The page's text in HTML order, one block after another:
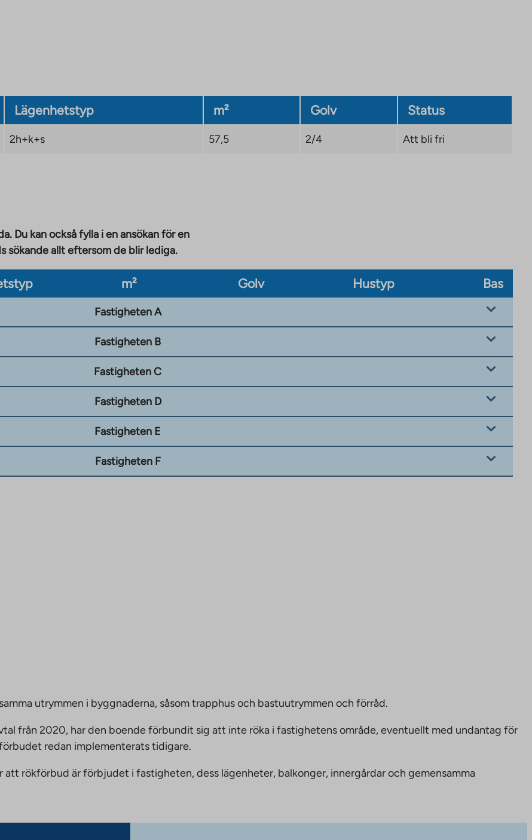
Lägenhetstyp m² Golv Status
2h+k+s 57,5 2/4 Att bli fri
Du kan också fylla i en ansökan för en
sökande allt eftersom de blir lediga.
m² Golv Hustyp Bas
Fastigheten A
Fastigheten B
Fastigheten C
Fastigheten D
Fastigheten E
Fastigheten F
utrymmen i byggnaderna, såsom trapphus och bastuutrymmen och förråd.
från 2020, har den boende förbundit sig att inte röka i fastighetens område, eventuellt med undantag för
redan implementerats tidigare.
rökförbud är förbjudet i fastigheten, dess lägenheter, balkonger, innergårdar och gemensamma